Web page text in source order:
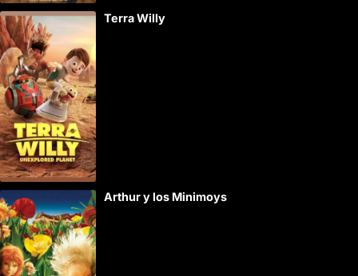
Terra Willy
Arthur y los Minimoys